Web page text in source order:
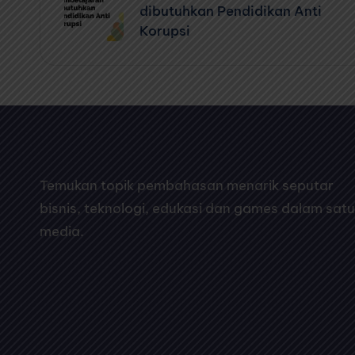
dibutuhkan Pendidikan Anti
Korupsi
Temukan topik pembahasan menarik seputar
bisnis, teknologi, edukasi dan games dalam satu
media.